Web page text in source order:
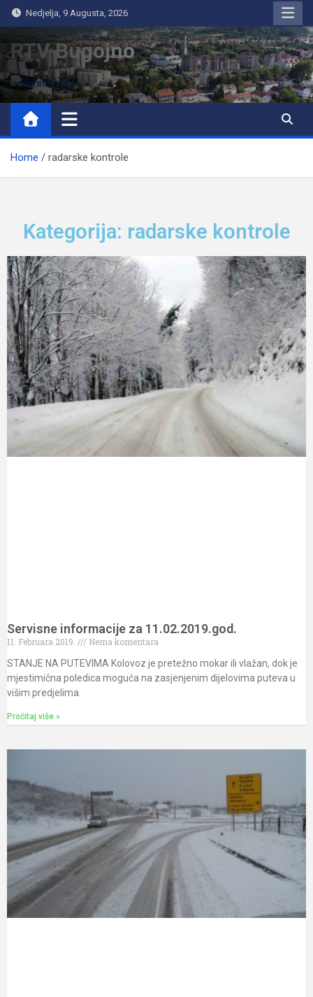
Nedjelja, 9 Augusta, 2026
RTV Bugojno
Home radarske kontrole
Kategorija: radarske kontrole
Servisne informacije za 11.02.2019.god.
11. Februara 2019.
Nema komentara
STANJE NA PUTEVIMA Kolovoz je pretežno mokar ili vlažan, dok je
mjestimična poledica moguća na zasjenjenim dijelovima puteva u
višim predjelima.
Pročitaj više »